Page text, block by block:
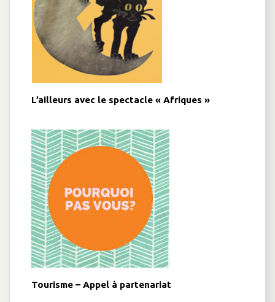
L’ailleurs avec le spectacle « Afriques »
Tourisme – Appel à partenariat